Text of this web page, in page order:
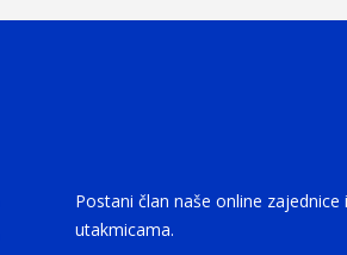
Postani član naše online
utakmicama.